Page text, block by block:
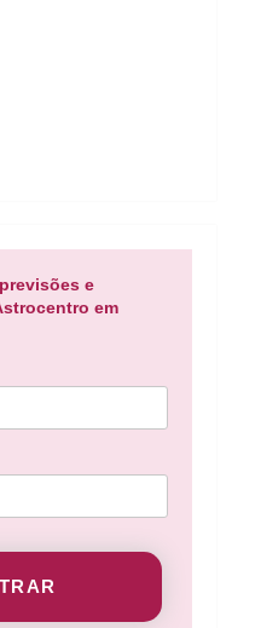
e
em